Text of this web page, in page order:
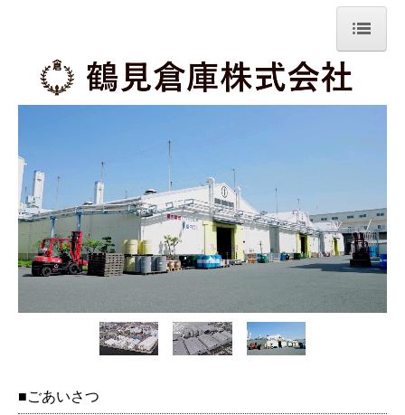
ホーム
作業紹介
採用について
リンク
お問い合わせ
■ごあいさつ